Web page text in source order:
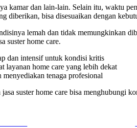
kamar dan lain-lain. Selain itu, waktu
diberikan, bisa disesuaikan dengan
lemah dan tidak memungkinkan
suster home care.
dan intensif untuk kondisi kritis
layanan home care yang lebih dekat
tenaga profesional
suster home care bisa menghubungi